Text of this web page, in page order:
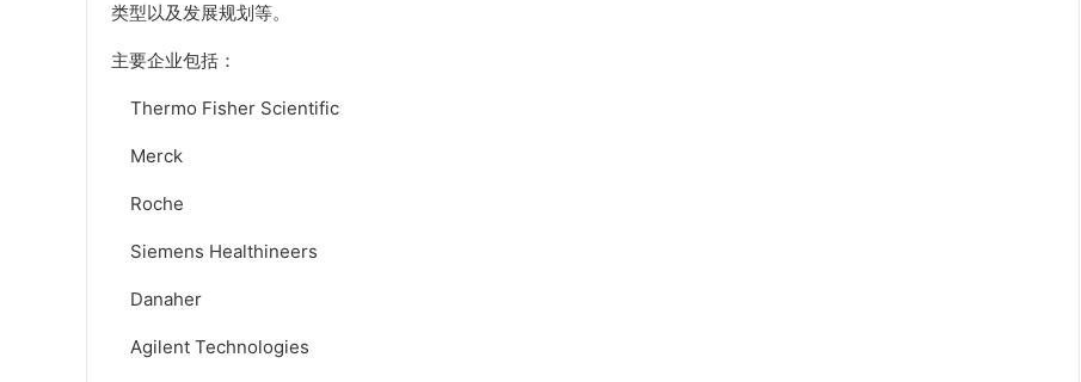
类型以及发展规划等。
主要企业包括：
Thermo Fisher Scientific
Merck
Roche
Siemens Healthineers
Danaher
Agilent Technologies